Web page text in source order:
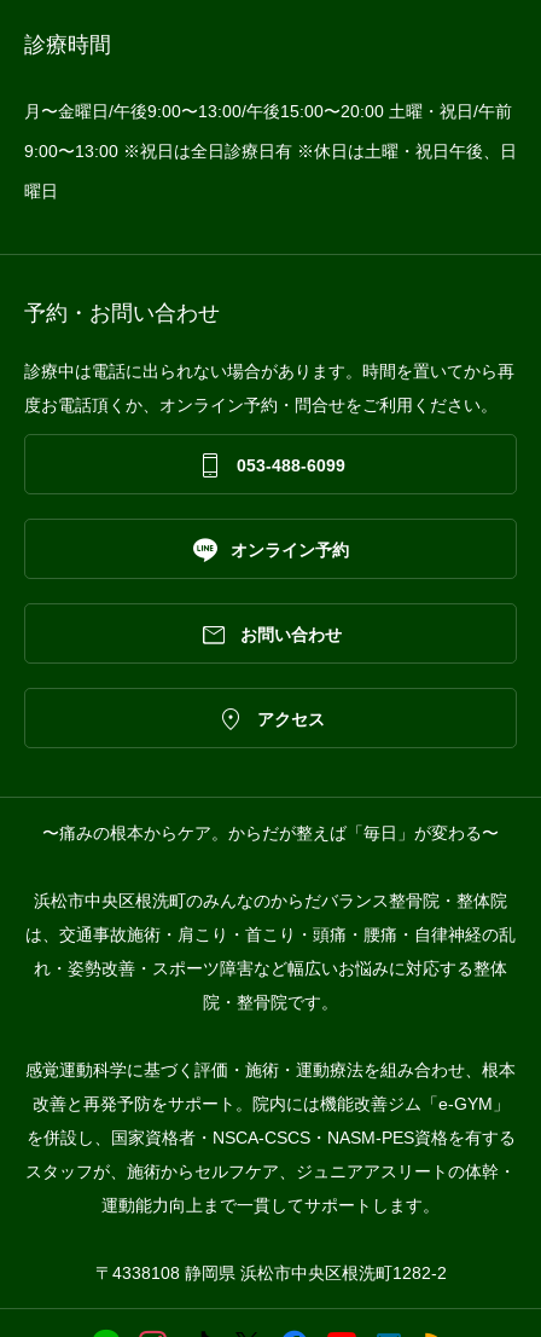
診療時間
月〜金曜日/午後9:00〜13:00/午後15:00〜20:00 土曜・祝日/午前
9:00〜13:00 ※祝日は全日診療日有 ※休日は土曜・祝日午後、日
曜日
予約・お問い合わせ
診療中は電話に出られない場合があります。時間を置いてから再
度お電話頂くか、オンライン予約・問合せをご利用ください。
 053-488-6099
 オンライン予約
 お問い合わせ
 アクセス
〜痛みの根本からケア。からだが整えば「毎日」が変わる〜
浜松市中央区根洗町のみんなのからだバランス整骨院・整体院
は、交通事故施術・肩こり・首こり・頭痛・腰痛・自律神経の乱
れ・姿勢改善・スポーツ障害など幅広いお悩みに対応する整体
院・整骨院です。
感覚運動科学に基づく評価・施術・運動療法を組み合わせ、根本
改善と再発予防をサポート。院内には機能改善ジム「e-GYM」
を併設し、国家資格者・NSCA-CSCS・NASM-PES資格を有する
スタッフが、施術からセルフケア、ジュニアアスリートの体幹・
運動能力向上まで一貫してサポートします。
〒4338108 静岡県 浜松市中央区根洗町1282-2